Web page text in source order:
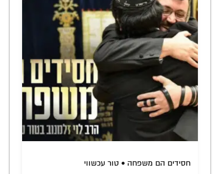
חסידים הם משפחה • טור עכשווי